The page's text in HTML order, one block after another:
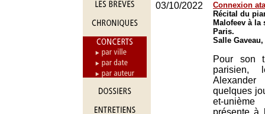
03/10/2022
Connexion
Récital du
Malofeev à la
Paris.
Salle
Pour son
parisien,
quelques
et-
présente à